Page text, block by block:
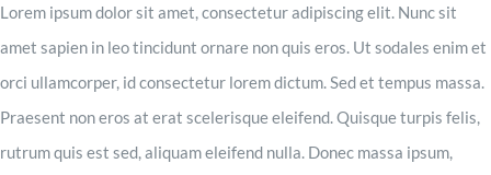
Lorem ipsum dolor sit amet, consectetur adipiscing elit. Nunc sit
amet sapien in leo tincidunt ornare non quis eros. Ut sodales enim et
orci ullamcorper, id consectetur lorem dictum. Sed et tempus massa.
Praesent non eros at erat scelerisque eleifend. Quisque turpis felis,
rutrum quis est sed, aliquam eleifend nulla. Donec massa ipsum,